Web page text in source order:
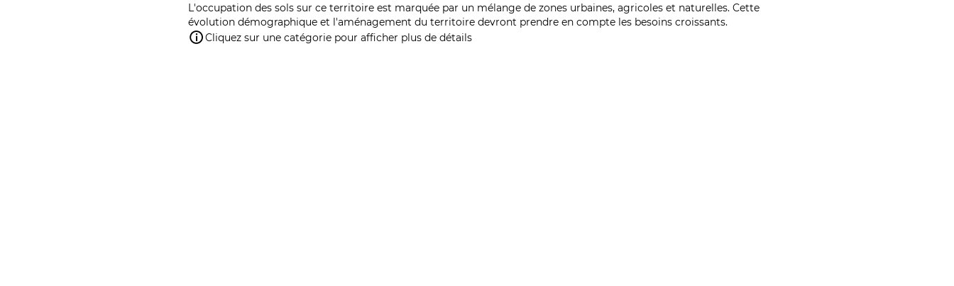
L'occupation des sols sur ce territoire est marquée par un mélange de zones urbaines, agricoles et naturelles. Cette
évolution démographique et l'aménagement du territoire devront prendre en compte les besoins croissants.
Cliquez sur une catégorie pour afficher plus de détails